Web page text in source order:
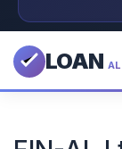
LOAN AL